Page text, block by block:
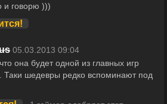
и говорю )))
05.03.2013 09:04
она будет одной из главных игр
Таки шедевры редко вспоминают под